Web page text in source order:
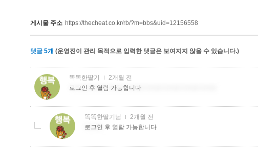
게시물 주소 https://thecheat.co.kr/rb/?m=bbs&uid=12156558
댓글 5개 (운영진이 관리 목적으로 입력한 댓글은 보여지지 않을 수 있습니다.)